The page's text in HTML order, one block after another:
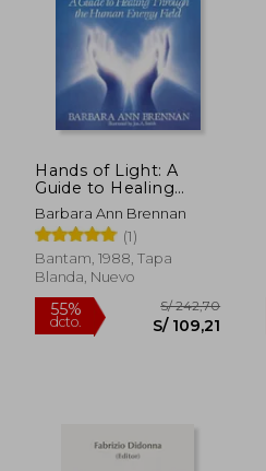
50%
dcto. S/ 139,40
Hands of Light: A
Guide to Healing
Through the Human
Energy Field (en
Inglés)
Barbara Ann Brennan
(1)
Bantam, 1988, Tapa
Blanda, Nuevo